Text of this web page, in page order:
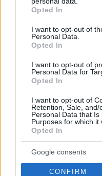
grant or deny consent to
use your data for below
consent section.
Opted In
I want to opt-out of
Personal Data.
Opted In
I want to opt-out of
Personal Data for
Opted In
I want to opt-out of
Retention, Sale,
Personal Data that
Purposes for which it
Opted In
Google consents
CONFIRM
06.08.2026, 17:49
«Χυδαίο τραμπουκισμό
ο ερευνητής του ΑΠΘ
θάνατο του κουταβιού
αγέλη λύκων
06.08.2026, 20:30
Νεαρή γυναίκα με
ομορφιά από την Αιθιοπία
δείτε την εντυπωσιακή
της από μακιγιέρ